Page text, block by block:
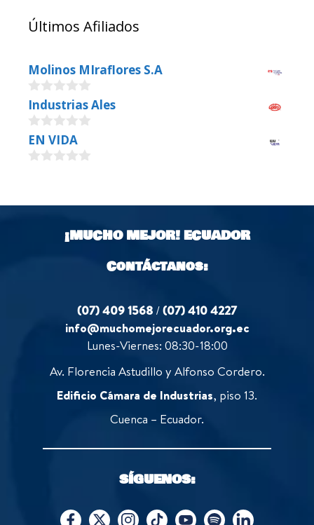
Últimos Afiliados
Molinos MIraflores S.A
0
o
u
t
o
f
Industrias Ales
0
o
u
5
EN VIDA
t
¡MUCHO MEJOR!ECUADOR
Contáctanos:
(07) 409 1568 /(07) 410 4227
info@muchomejorecuador.org.ec
Lunes-Viernes: 08:30-18:00
Av. Florencia Astudillo y Alfonso Cordero.
Edificio Cámara de Industrias, piso 13.
Cuenca – Ecuador.
SÍGUENOS: